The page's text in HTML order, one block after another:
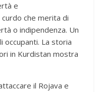
e
che merita di
o indipendenza. Un
occupanti. La storia
in Kurdistan mostra
il Rojava e